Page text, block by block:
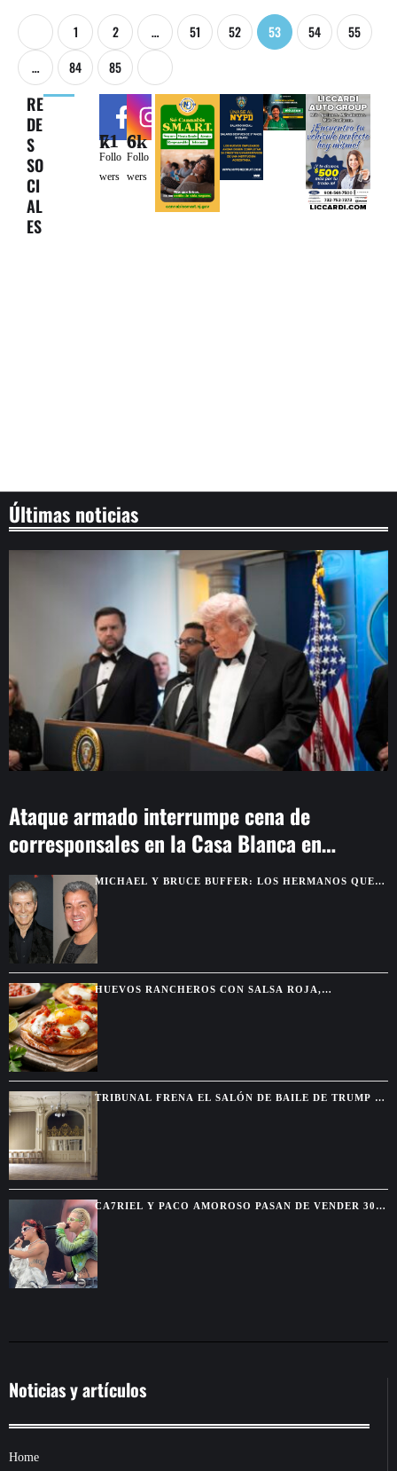
1 2 … 51 52 53 54
55
…
84 85
RE
DE
S
SO
CI
AL
ES
71k
Follo
wers
6.6k
Follo
wers
Últimas noticias
Ataque armado interrumpe cena de
corresponsales en la Casa Blanca en
WashingtonMICHAEL Y BRUCE BUFFER: LOS HERMANOS QUE
SE DESCUBRIERON GRACIAS A UNA PELEA POR
TELEVISIÓN
HUEVOS RANCHEROS CON SALSA ROJA,
TORTILLAS DORADAS Y SABOR DE DESAYUNO
MEXICANO
TRIBUNAL FRENA EL SALÓN DE BAILE DE TRUMP Y
CA7RIEL Y PACO AMOROSO PASAN DE VENDER 300
BOLETOS A REUNIR 15.000 FANS EN MÉXICO
Noticias y artículos
Home